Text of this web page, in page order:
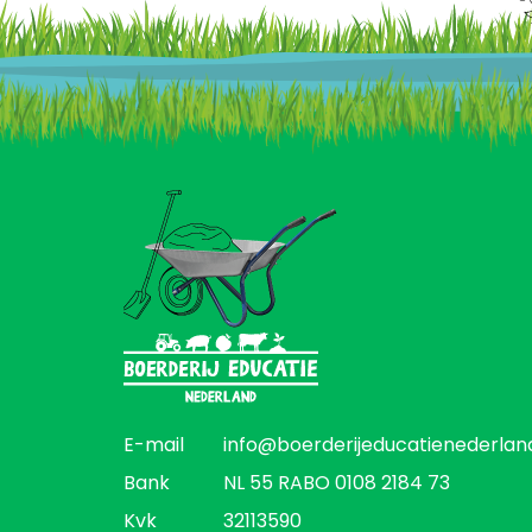
E-mail
Bank
NL 55 RABO 0108 2184 73
Kvk
32113590